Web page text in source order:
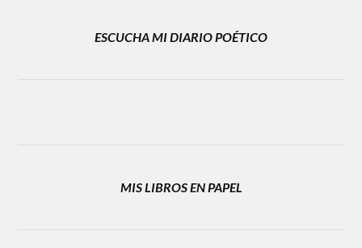
ESCUCHA MI DIARIO POÉTICO
MIS LIBROS EN PAPEL